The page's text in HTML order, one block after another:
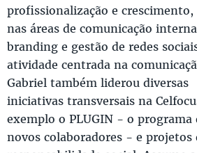
profissionalização e
nas áreas de comunicação
branding e gestão de redes
atividade centrada na
Gabriel também liderou diversas
iniciativas transversais na
exemplo o PLUGIN - o programa
novos colaboradores - e projetos